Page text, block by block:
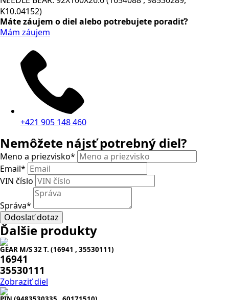
K10.04152)
Máte záujem o diel alebo potrebujete poradiť?
Mám záujem
+421 905 148 460
Nemôžete nájsť potrebný diel?
Meno a priezvisko*
Email*
VIN číslo
Správa*
Odoslať dotaz
Ďalšie produkty
GEAR M/S 32 T. (16941 , 35530111)
16941
35530111
Zobraziť diel